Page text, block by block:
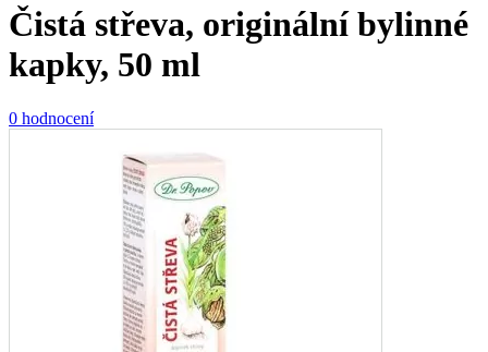
Čistá střeva, originální bylinné
kapky, 50 ml
0 hodnocení